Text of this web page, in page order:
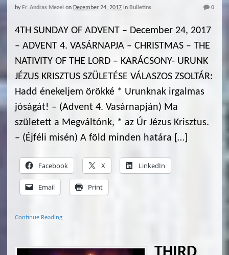
by Fr. Andras Mezei on December 24, 2017 in Bulletins 0
4TH SUNDAY OF ADVENT – December 24, 2017
– ADVENT 4. VASÁRNAPJA – CHRISTMAS – THE
NATIVITY OF THE LORD – KARÁCSONY- URUNK
JÉZUS KRISZTUS SZÜLETÉSE VÁLASZOS ZSOLTÁR:
Hadd énekeljem örökké * Urunknak irgalmas
jóságát! – (Advent 4. Vasárnapján) Ma
született a Megváltónk, * az Úr Jézus Krisztus.
– (Éjféli misén) A föld minden határa […]
Facebook X LinkedIn
Email Print
Continue Reading